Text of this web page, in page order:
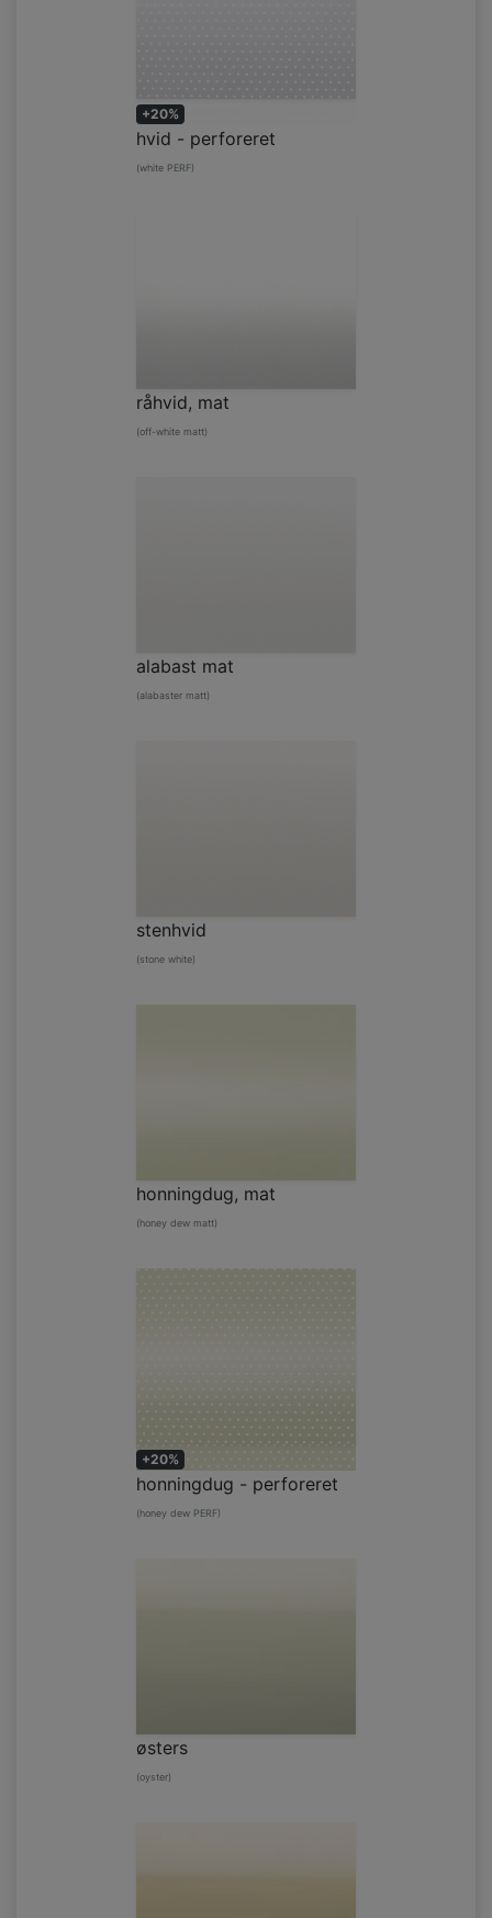
+20%
hvid - perforeret
(white PERF)
råhvid, mat
(off-white matt)
alabast mat
(alabaster matt)
stenhvid
(stone white)
honningdug, mat
(honey dew matt)
+20%
honningdug - perforeret
(honey dew PERF)
østers
(oyster)